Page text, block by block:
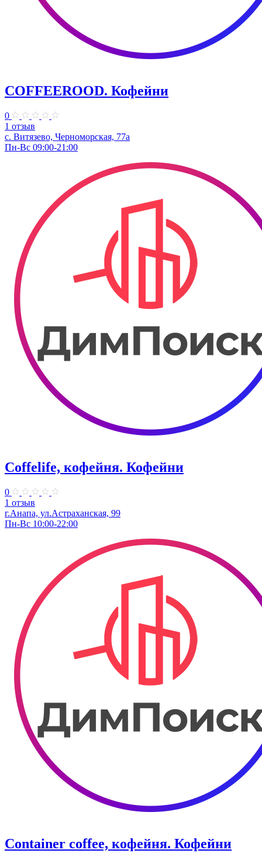
COFFEEROOD. Кофейни
0
1 отзыв
с. Витязево, Черноморская, 77а
Пн-Вс 09:00-21:00
Coffelife, кофейня. Кофейни
0
1 отзыв
г.Анапа, ул.Астраханская, 99
Пн-Вс 10:00-22:00
Container coffee, кофейня. Кофейни